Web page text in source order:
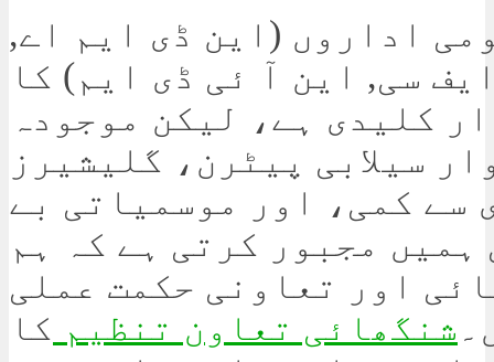
اداروں (این ڈی ایم اے,
سی, این آ ئی ڈی ایم) کا
کلیدی ہے، لیکن موجودہ
سیلابی پیٹرن، گلیشیرز
سے کمی، اور موسمیاتی بے
ہمیں مجبور کرتی ہے کہ ہم
اور تعاونی حکمت عملی
شنگھائی تعاون تنظیم کا